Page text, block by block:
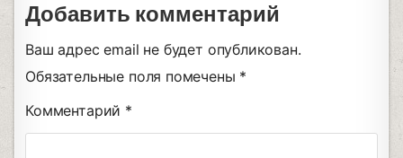
Добавить комментарий
Ваш адрес email не будет опубликован.
Обязательные поля помечены *
Комментарий *